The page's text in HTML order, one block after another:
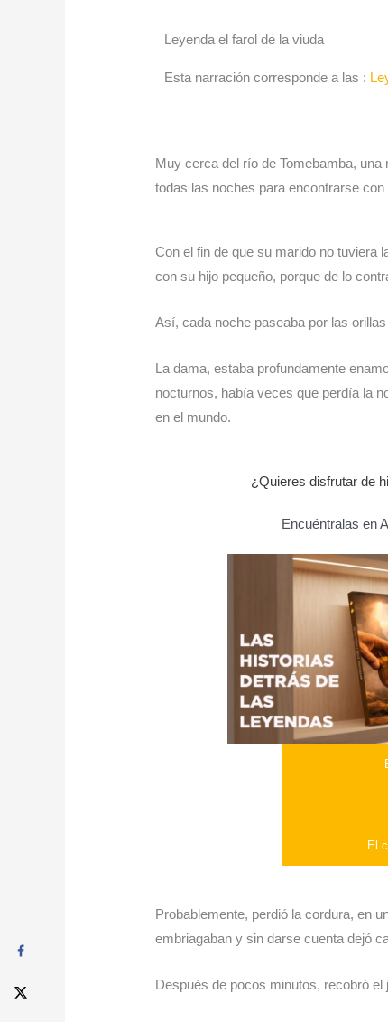
Leyenda el farol de la viuda
Esta narración corresponde a las :
Muy cerca del río de Tomebamba,
todas las noches para encontrarse
Con el fin de que su marido no tuviera
con su hijo pequeño, porque de lo
Así, cada noche paseaba por las
La dama, estaba profundamente
nocturnos, había veces que perdía la
en el mundo.
¿Quieres disfrutar de
Encuéntralas en
El
Probablemente, perdió la cordura, en
embriagaban y sin darse cuenta dejó
Después de pocos minutos, recobró